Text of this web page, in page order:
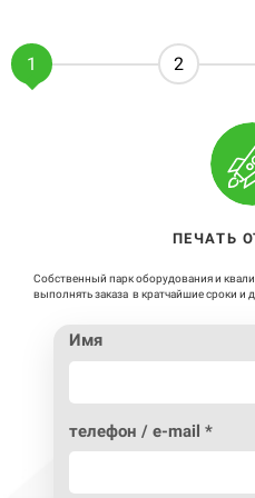
1 2
ПЕЧАТЬ
Собственный парк оборудования и
выполнять заказа в кратчайшие сроки и
Имя
телефон / e-mail *